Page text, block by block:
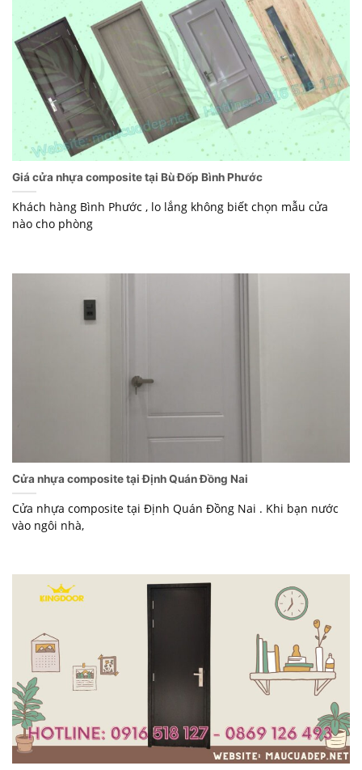
Giá cửa nhựa composite tại Bù Đốp Bình Phước
Khách hàng Bình Phước , lo lắng không biết chọn mẫu cửa
nào cho phòng
Cửa nhựa composite tại Định Quán Đồng Nai
Cửa nhựa composite tại Định Quán Đồng Nai . Khi bạn nước
vào ngôi nhà,